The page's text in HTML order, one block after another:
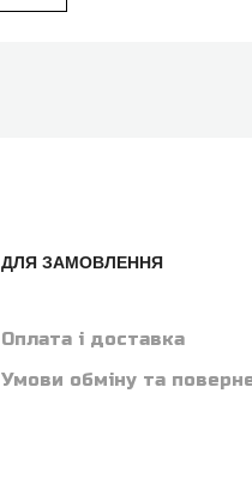
ДЛЯ ЗАМОВЛЕННЯ
Оплата і доставка
Умови обміну та